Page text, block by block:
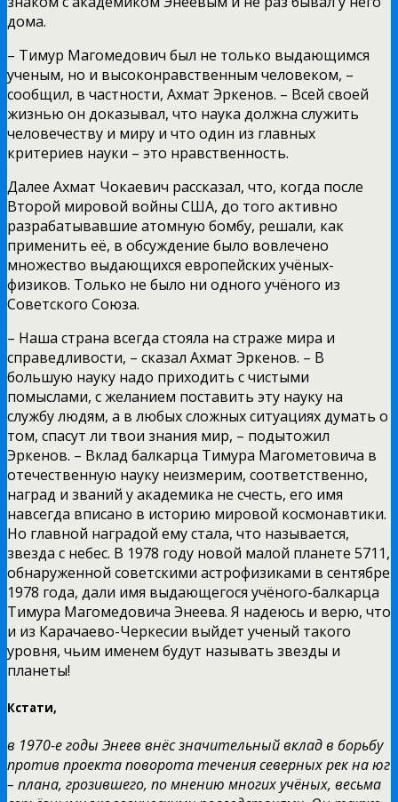
дома.
– Тимур Магомедович был не только выдающимся
ученым, но и высоконравственным человеком, –
сообщил, в частности, Ахмат Эркенов. – Всей своей
жизнью он доказывал, что наука должна служить
человечеству и миру и что один из главных
критериев науки – это нравственность.
Далее Ахмат Чокаевич рассказал, что, когда после
Второй мировой войны США, до того активно
разрабатывавшие атомную бомбу, решали, как
применить её, в обсуждение было вовлечено
множество выдающихся европейских учёных-
физиков. Только не было ни одного учёного из
Советского Союза.
– Наша страна всегда стояла на страже мира и
справедливости, – сказал Ахмат Эркенов. – В
большую науку надо приходить с чистыми
помыслами, с желанием поставить эту науку на
службу людям, а в любых сложных ситуациях думать о
том, спасут ли твои знания мир, – подытожил
Эркенов. – Вклад балкарца Тимура Магометовича в
отечественную науку неизмерим, соответственно,
наград и званий у академика не счесть, его имя
навсегда вписано в историю мировой космонавтики.
Но главной наградой ему стала, что называется,
звезда с небес. В 1978 году новой малой планете 5711,
обнаруженной советскими астрофизиками в сентябре
1978 года, дали имя выдающегося учёного-балкарца
Тимура Магомедовича Энеева. Я надеюсь и верю, что
и из Карачаево-Черкесии выйдет ученый такого
уровня, чьим именем будут называть звезды и
планеты!
Кстати,
в 1970-е годы Энеев внёс значительный вклад в борьбу
против проекта поворота течения северных рек на юг
– плана, грозившего, по мнению многих учёных, весьма